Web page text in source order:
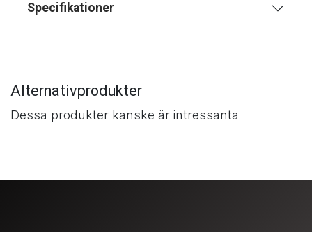
Specifikationer
Alternativprodukter
Dessa produkter kanske är intressanta